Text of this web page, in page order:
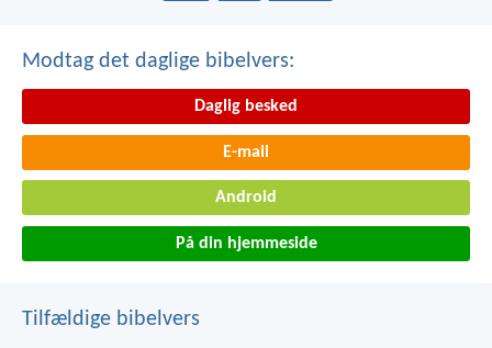
Modtag det daglige bibelvers:
Daglig besked
E-mail
Android
På din hjemmeside
Tilfældige bibelvers